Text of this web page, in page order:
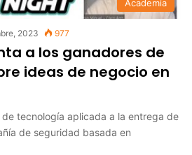
Academia
2023 977
a los ganadores de
ideas de negocio en
tecnología aplicada a la entrega de
de seguridad basada en